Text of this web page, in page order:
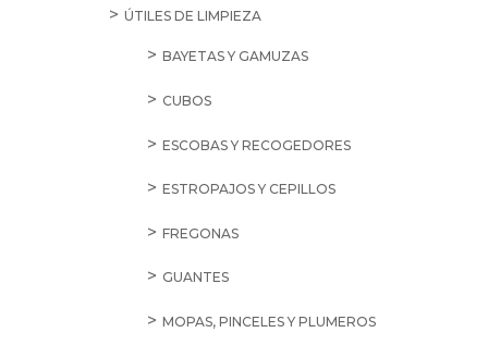
ÚTILES DE LIMPIEZA
BAYETAS Y GAMUZAS
CUBOS
ESCOBAS Y RECOGEDORES
ESTROPAJOS Y CEPILLOS
FREGONAS
GUANTES
MOPAS, PINCELES Y PLUMEROS